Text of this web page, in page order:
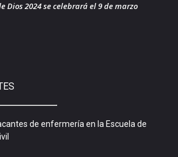
Dios 2024 se celebrará el 9 de marzo
de enfermería en la Escuela de